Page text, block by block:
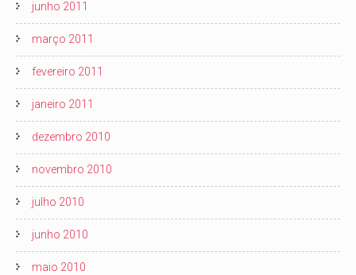
junho 2011
março 2011
fevereiro 2011
janeiro 2011
dezembro 2010
novembro 2010
julho 2010
junho 2010
maio 2010